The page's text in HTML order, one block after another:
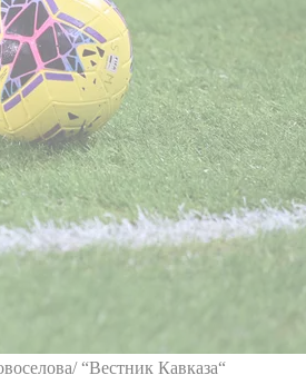
“Вестник Кавказа“